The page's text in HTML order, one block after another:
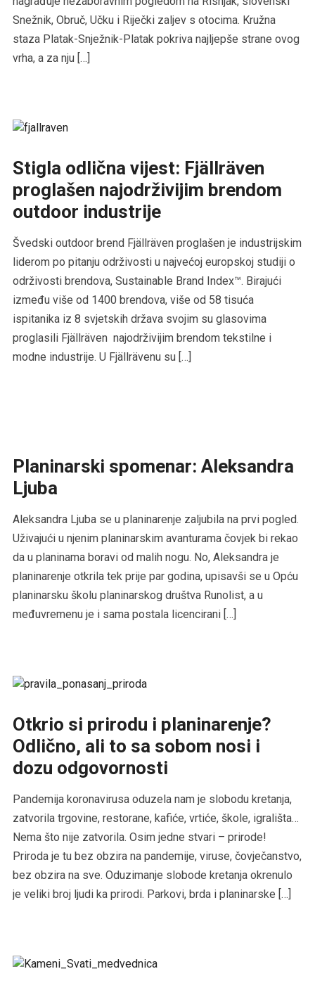
Snežnik, Obruč, Učku i Riječki zaljev s otocima. Kružna
staza Platak-Snježnik-Platak pokriva najljepše strane ovog
vrha, a za nju […]
Stigla odlična vijest: Fjällräven
proglašen najodrživijim brendom
outdoor industrije
Švedski outdoor brend Fjällräven proglašen je industrijskim
liderom po pitanju održivosti u najvećoj europskoj studiji o
održivosti brendova, Sustainable Brand Index™. Birajući
između više od 1400 brendova, više od 58 tisuća
ispitanika iz 8 svjetskih država svojim su glasovima
proglasili Fjällräven najodrživijim brendom tekstilne i
modne industrije. U Fjällrävenu su […]
Planinarski spomenar: Aleksandra
Ljuba
Aleksandra Ljuba se u planinarenje zaljubila na prvi pogled.
Uživajući u njenim planinarskim avanturama čovjek bi rekao
da u planinama boravi od malih nogu. No, Aleksandra je
planinarenje otkrila tek prije par godina, upisavši se u Opću
planinarsku školu planinarskog društva Runolist, a u
međuvremenu je i sama postala licencirani […]
Otkrio si prirodu i planinarenje?
Odlično, ali to sa sobom nosi i
dozu odgovornosti
Pandemija koronavirusa oduzela nam je slobodu kretanja,
zatvorila trgovine, restorane, kafiće, vrtiće, škole, igrališta…
Nema što nije zatvorila. Osim jedne stvari – prirode!
Priroda je tu bez obzira na pandemije, viruse, čovječanstvo,
bez obzira na sve. Oduzimanje slobode kretanja okrenulo
je veliki broj ljudi ka prirodi. Parkovi, brda i planinarske […]